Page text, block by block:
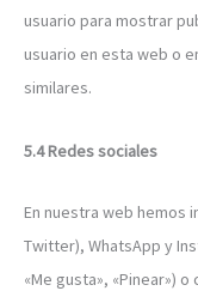
usuario para mostrar
usuario en esta web o
similares.
5.4 Redes sociales
En nuestra web hemos
Twitter), WhatsApp y
«Me gusta», «Pinear»)